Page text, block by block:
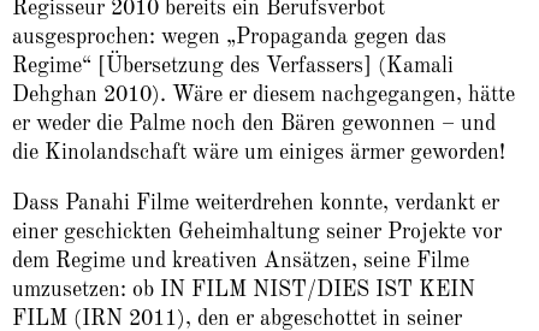
Regisseur 2010 bereits ein Berufsverbot
ausgesprochen: wegen „Propaganda gegen das
Regime“ [Übersetzung des Verfassers] (Kamali
Dehghan 2010). Wäre er diesem nachgegangen, hätte
er weder die Palme noch den Bären gewonnen – und
die Kinolandschaft wäre um einiges ärmer geworden!
Dass Panahi Filme weiterdrehen konnte, verdankt er
einer geschickten Geheimhaltung seiner Projekte vor
dem Regime und kreativen Ansätzen, seine Filme
umzusetzen: ob IN FILM NIST/DIES IST KEIN
FILM (IRN 2011), den er abgeschottet in seiner